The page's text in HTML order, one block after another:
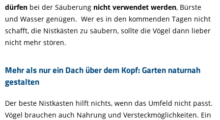
dürfen bei der Säuberung nicht verwendet werden, Bürste
und Wasser genügen. Wer es in den kommenden Tagen nicht
schafft, die Nistkästen zu säubern, sollte die Vögel dann lieber
nicht mehr stören.
Mehr als nur ein Dach über dem Kopf: Garten naturnah
gestalten
Der beste Nistkasten hilft nichts, wenn das Umfeld nicht passt.
Vögel brauchen auch Nahrung und Versteckmöglichkeiten. Ein